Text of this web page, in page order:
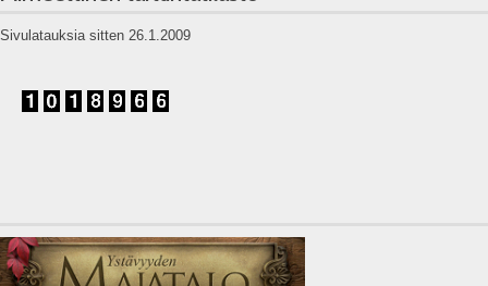
Sivulatauksia sitten 26.1.2009